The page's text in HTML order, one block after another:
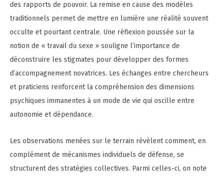
des rapports de pouvoir. La remise en cause des modèles
traditionnels permet de mettre en lumière une réalité souvent
occulte et pourtant centrale. Une réflexion poussée sur la
notion de « travail du sexe » souligne l’importance de
déconstruire les stigmates pour développer des formes
d’accompagnement novatrices. Les échanges entre chercheurs
et praticiens renforcent la compréhension des dimensions
psychiques immanentes à un mode de vie qui oscille entre
autonomie et dépendance.
Les observations menées sur le terrain révèlent comment, en
complément de mécanismes individuels de défense, se
structurent des stratégies collectives. Parmi celles-ci, on note